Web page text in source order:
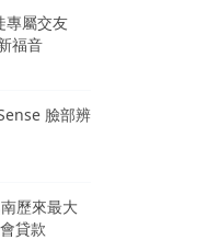
專屬交友
福音
臉部辨
歷來最大
貸款